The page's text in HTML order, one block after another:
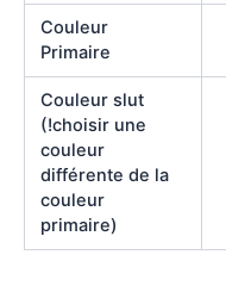
Couleur
Primaire
Couleur slut
(!choisir une
couleur
différente de la
couleur
primaire)